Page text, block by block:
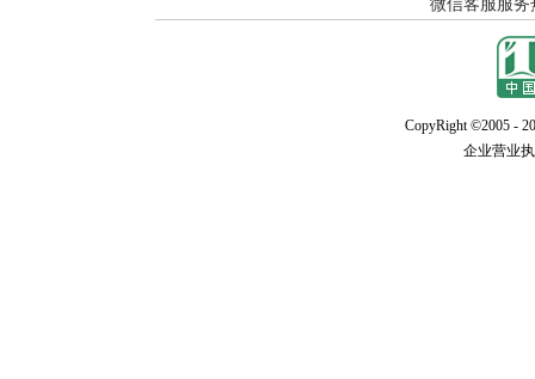
CopyRight ©2005 -
企业营业